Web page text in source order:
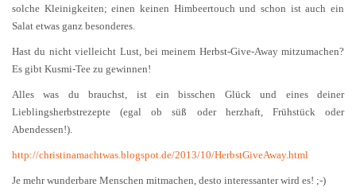
solche Kleinigkeiten; einen keinen Himbeertouch und schon ist auch ein
Salat etwas ganz besonderes.
Hast du nicht vielleicht Lust, bei meinem Herbst-Give-Away mitzumachen?
Es gibt Kusmi-Tee zu gewinnen!
Alles was du brauchst, ist ein bisschen Glück und eines deiner
Lieblingsherbstrezepte (egal ob süß oder herzhaft, Frühstück oder
Abendessen!).
http://christinamachtwas.blogspot.de/2013/10/HerbstGiveAway.html
Je mehr wunderbare Menschen mitmachen, desto interessanter wird es! ;-)